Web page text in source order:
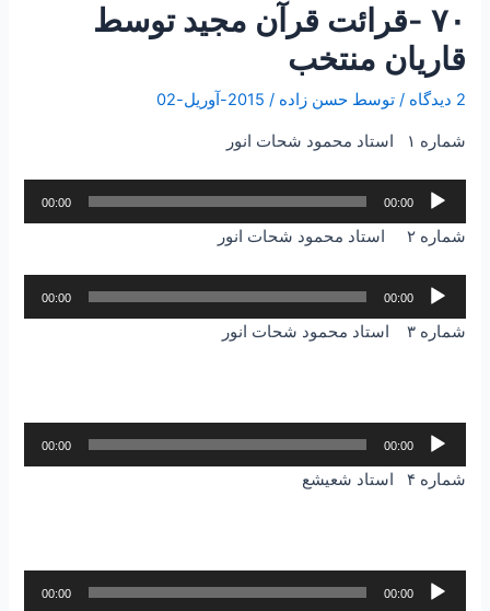
۷۰ -قرائت قرآن مجید توسط
قاریان منتخب
2 دیدگاه / توسطحسن زاده/ 2015-آوریل-02
شماره ۱ استاد محمود شحات انور
پخش‌کننده
00:00
00:00
شماره ۲ استاد محمود شحات انور
پخش‌کننده
00:00
00:00
شماره ۳ استاد محمود شحات انور
پخش‌کننده
00:00
00:00
شماره ۴ استاد شعیشع
پخش‌کننده
00:00
00:00